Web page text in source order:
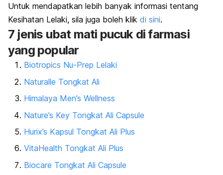
Untuk mendapatkan lebih banyak informasi tentang
Kesihatan Lelaki, sila juga boleh klik di sini.
7 jenis ubat mati pucuk di farmasi
yang popular
Biotropics Nu-Prep Lelaki
Naturalle Tongkat Ali
Himalaya Men’s Wellness
Nature’s Key Tongkat Ali Capsule
Hurix’s Kapsul Tongkat Ali Plus
VitaHealth Tongkat Ali Plus
Biocare Tongkat Ali Capsule